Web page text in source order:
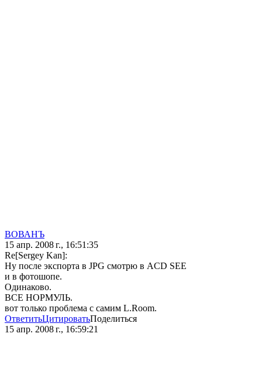
ВОВАНЪ
15 апр. 2008 г., 16:51:35
Re[Sergey Kan]:
Ну после экспорта в JPG смотрю в ACD SEE
и в фотошопе.
Одинаково.
ВСЕ НОРМУЛЬ.
вот только проблема с самим L.Room.
ОтветитьЦитироватьПоделиться
15 апр. 2008 г., 16:59:21